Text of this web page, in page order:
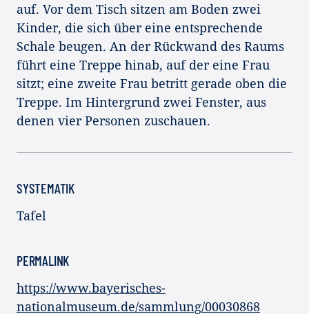
auf. Vor dem Tisch sitzen am Boden zwei
Kinder, die sich über eine entsprechende
Schale beugen. An der Rückwand des Raums
führt eine Treppe hinab, auf der eine Frau
sitzt; eine zweite Frau betritt gerade oben die
Treppe. Im Hintergrund zwei Fenster, aus
denen vier Personen zuschauen.
SYSTEMATIK
Tafel
PERMALINK
https://www.bayerisches-
nationalmuseum.de/sammlung/00030868